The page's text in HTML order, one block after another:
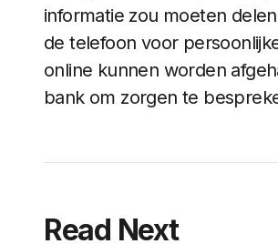
informatie zou moeten
de telefoon voor
online kunnen worden
bank om zorgen te
Read Next